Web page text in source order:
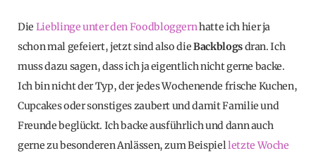
Die Lieblinge unter den Foodbloggernhatte ich hier ja
schon mal gefeiert, jetzt sind also dieBackblogsdran. Ich
muss dazu sagen, dass ich ja eigentlich nicht gerne backe.
Ich bin nicht der Typ, der jedes Wochenende frische Kuchen,
Cupcakes oder sonstiges zaubert und damit Familie und
Freunde beglückt. Ich backe ausführlich und dann auch
gerne zu besonderen Anlässen, zum Beispielletzte Woche